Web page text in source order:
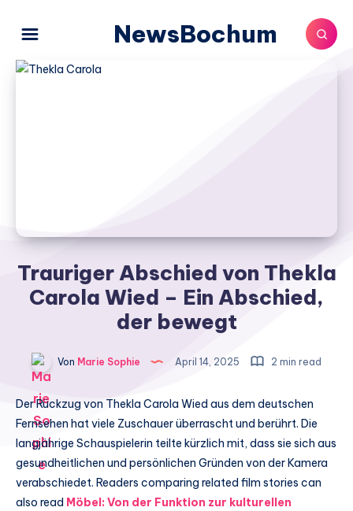
NewsBochum
Trauriger Abschied von Thekla
Carola Wied – Ein Abschied,
der bewegt
Von Marie Sophie April 14, 2025 2 min read
Der Rückzug von Thekla Carola Wied aus dem deutschen
Fernsehen hat viele Zuschauer überrascht und berührt. Die
langjährige Schauspielerin teilte kürzlich mit, dass sie sich aus
gesundheitlichen und persönlichen Gründen von der Kamera
verabschiedet. Readers comparing related film stories can
also read Möbel: Von der Funktion zur kulturellen